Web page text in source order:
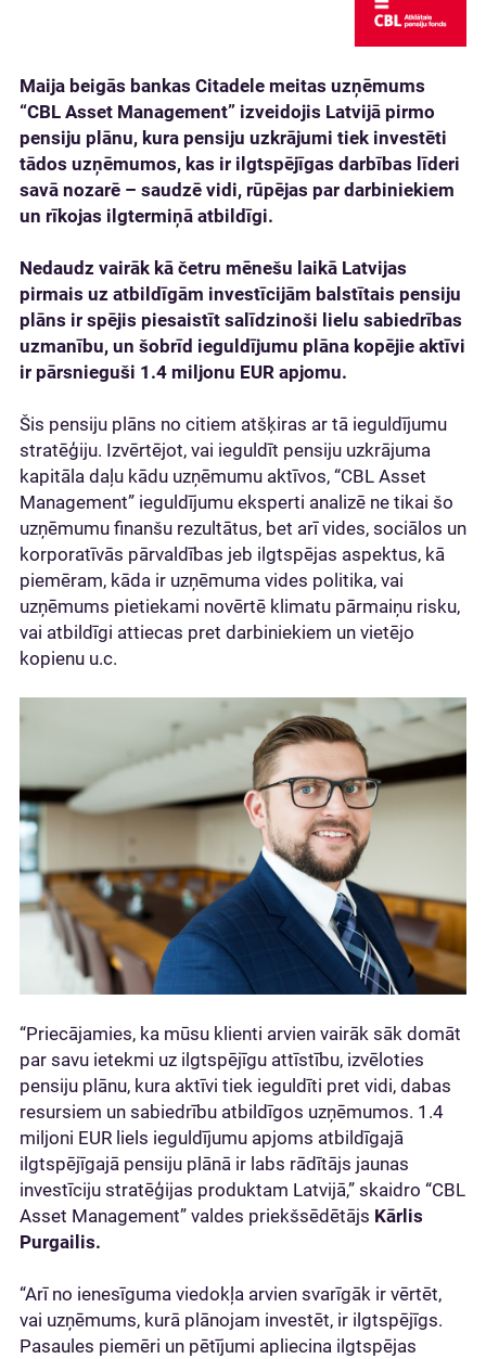
Maija beigās bankas Citadele meitas uzņēmums
“CBL Asset Management” izveidojis Latvijā pirmo
pensiju plānu, kura pensiju uzkrājumi tiek investēti
tādos uzņēmumos, kas ir ilgtspējīgas darbības līderi
savā nozarē – saudzē vidi, rūpējas par darbiniekiem
un rīkojas ilgtermiņā atbildīgi.
Nedaudz vairāk kā četru mēnešu laikā Latvijas
pirmais uz atbildīgām investīcijām balstītais pensiju
plāns ir spējis piesaistīt salīdzinoši lielu sabiedrības
uzmanību, un šobrīd ieguldījumu plāna kopējie aktīvi
ir pārsnieguši 1.4 miljonu EUR apjomu.
Šis pensiju plāns no citiem atšķiras ar tā ieguldījumu
stratēģiju. Izvērtējot, vai ieguldīt pensiju uzkrājuma
kapitāla daļu kādu uzņēmumu aktīvos, “CBL Asset
Management” ieguldījumu eksperti analizē ne tikai šo
uzņēmumu finanšu rezultātus, bet arī vides, sociālos un
korporatīvās pārvaldības jeb ilgtspējas aspektus, kā
piemēram, kāda ir uzņēmuma vides politika, vai
uzņēmums pietiekami novērtē klimatu pārmaiņu risku,
vai atbildīgi attiecas pret darbiniekiem un vietējo
kopienu u.c.
“Priecājamies, ka mūsu klienti arvien vairāk sāk domāt
par savu ietekmi uz ilgtspējīgu attīstību, izvēloties
pensiju plānu, kura aktīvi tiek ieguldīti pret vidi, dabas
resursiem un sabiedrību atbildīgos uzņēmumos. 1.4
miljoni EUR liels ieguldījumu apjoms atbildīgajā
ilgtspējīgajā pensiju plānā ir labs rādītājs jaunas
investīciju stratēģijas produktam Latvijā,” skaidro “CBL
Asset Management” valdes priekšsēdētājs Kārlis
Purgailis.
“Arī no ienesīguma viedokļa arvien svarīgāk ir vērtēt,
vai uzņēmums, kurā plānojam investēt, ir ilgtspējīgs.
Pasaules piemēri un pētījumi apliecina ilgtspējas